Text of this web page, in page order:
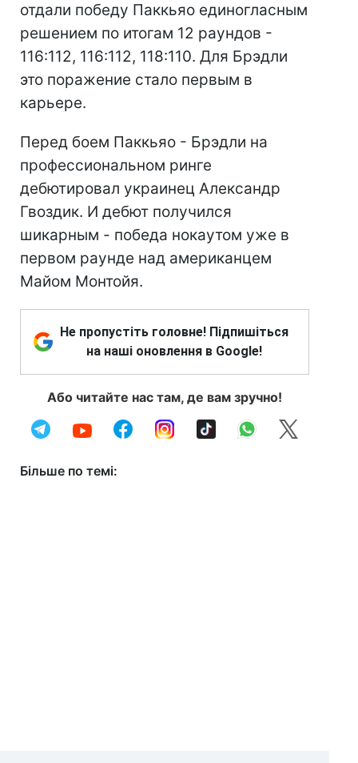
отдали победу Паккьяо единогласным
решением по итогам 12 раундов -
116:112, 116:112, 118:110. Для Брэдли
это поражение стало первым в
карьере.
Перед боем Паккьяо - Брэдли на
профессиональном ринге
дебютировал украинец Александр
Гвоздик. И дебют получился
шикарным - победа нокаутом уже в
первом раунде над американцем
Майом Монтойя.
Не пропустіть головне! Підпишіться
на наші оновлення в Google!
Або читайте нас там, де вам зручно!
Більше по темі: